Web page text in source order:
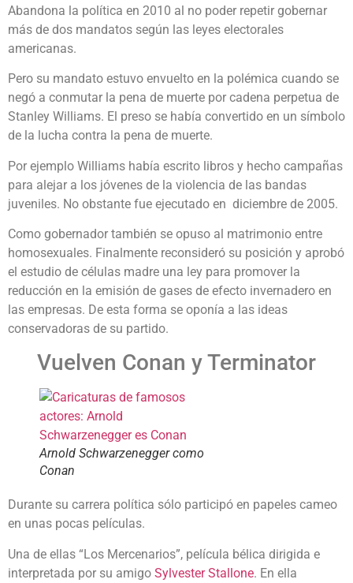
Abandona la política en 2010 al no poder repetir gobernar
más de dos mandatos según las leyes electorales
americanas.
Pero su mandato estuvo envuelto en la polémica cuando se
negó a conmutar la pena de muerte por cadena perpetua de
Stanley Williams. El preso se había convertido en un símbolo
de la lucha contra la pena de muerte.
Por ejemplo Williams había escrito libros y hecho campañas
para alejar a los jóvenes de la violencia de las bandas
juveniles. No obstante fue ejecutado en diciembre de 2005.
Como gobernador también se opuso al matrimonio entre
homosexuales. Finalmente reconsideró su posición y aprobó
el estudio de células madre una ley para promover la
reducción en la emisión de gases de efecto invernadero en
las empresas. De esta forma se oponía a las ideas
conservadoras de su partido.
Vuelven Conan y Terminator
Arnold Schwarzenegger como
Conan
Durante su carrera política sólo participó en papeles cameo
en unas pocas películas.
Una de ellas “Los Mercenarios”, película bélica dirigida e
interpretada por su amigo Sylvester Stallone. En ella